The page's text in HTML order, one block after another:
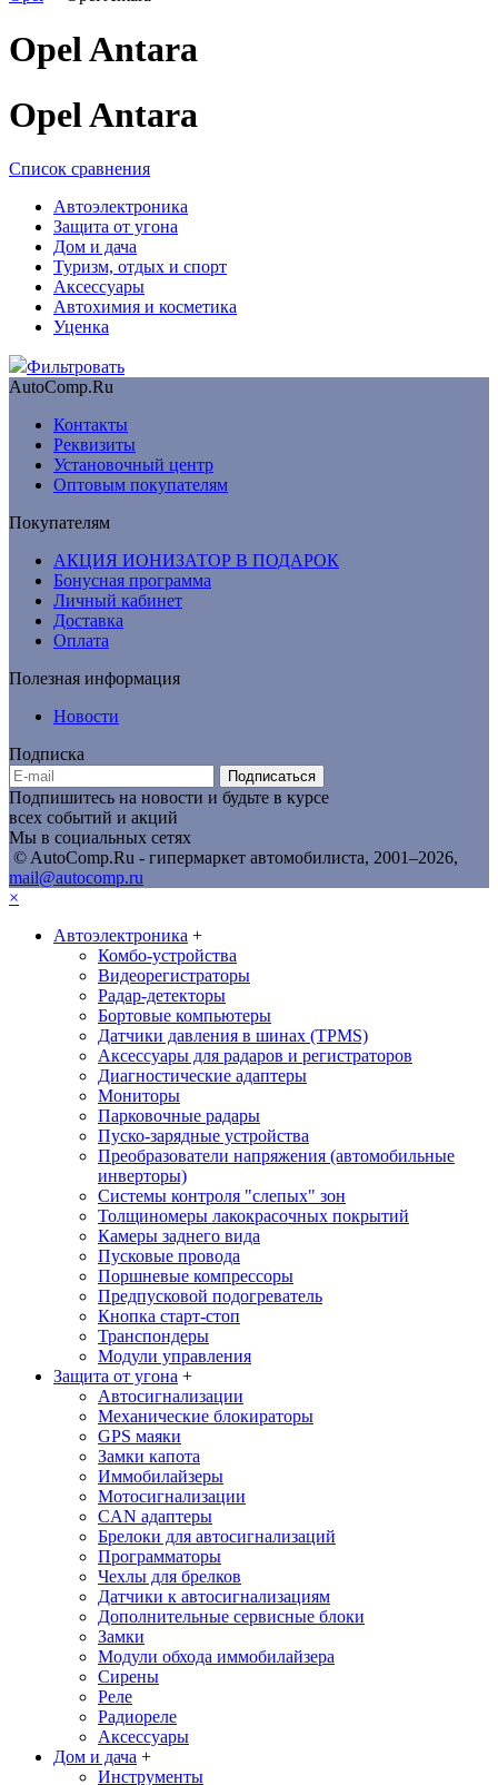
Opel Antara
Opel Antara
Список сравнения
Автоэлектроника
Защита от угона
Дом и дача
Туризм, отдых и спорт
Аксессуары
Автохимия и косметика
Уценка
Фильтровать
AutoComp.Ru
Контакты
Реквизиты
Установочный центр
Оптовым покупателям
Покупателям
АКЦИЯ ИОНИЗАТОР В ПОДАРОК
Бонусная программа
Личный кабинет
Доставка
Оплата
Полезная информация
Новости
Подписка
Подписаться
Подпишитесь на новости и будьте в курсе
всех событий и акций
Мы в социальных сетях
© AutoComp.Ru - гипермаркет автомобилиста, 2001–2026,
mail@autocomp.ru
×
Автоэлектроника +
Комбо-устройства
Видеорегистраторы
Радар-детекторы
Бортовые компьютеры
Датчики давления в шинах (TPMS)
Аксессуары для радаров и регистраторов
Диагностические адаптеры
Мониторы
Парковочные радары
Пуско-зарядные устройства
Преобразователи напряжения (автомобильные
инверторы)
Системы контроля "слепых" зон
Толщиномеры лакокрасочных покрытий
Камеры заднего вида
Пусковые провода
Поршневые компрессоры
Предпусковой подогреватель
Кнопка старт-стоп
Транспондеры
Модули управления
Защита от угона +
Автосигнализации
Механические блoкираторы
GPS маяки
Замки капота
Иммобилайзеры
Мотосигнализации
CAN адаптеры
Брелоки для автосигнализаций
Программаторы
Чехлы для брелков
Датчики к автосигнализациям
Дополнительные сервисные блоки
Замки
Модули обхода иммобилайзера
Сирены
Реле
Радиореле
Аксессуары
Дом и дача +
Инструменты